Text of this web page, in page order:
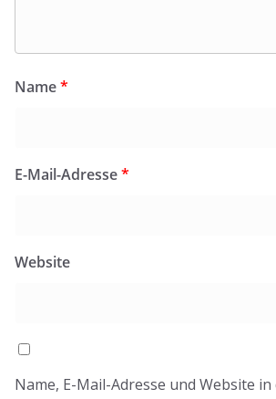
Name*
E-Mail-Adresse*
Website
Name, E-Mail-Adresse und Website